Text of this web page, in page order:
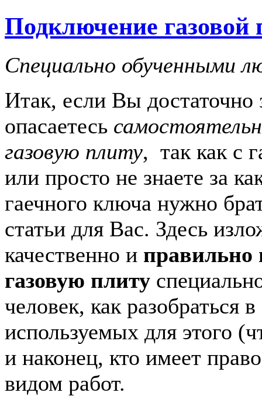
Подключение газовой
Специально обученными
Итак, если Вы достаточно
опасаетесь
газовую плиту, так как с
или просто не знаете за
гаечного ключа нужно
статьи для Вас. Здесь
качественно и правильно
газовую плиту
человек, как разобраться
используемых для этого
и наконец, кто имеет
видом работ.